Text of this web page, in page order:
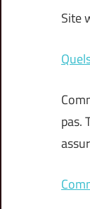
Site
pas.